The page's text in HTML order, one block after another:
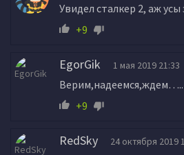
Увидел сталкер 2, аж
+9
EgorGik 1 мая 2019 21:33
Верим,надеемся,ждем…..
+9
RedSky 24 октября 2019